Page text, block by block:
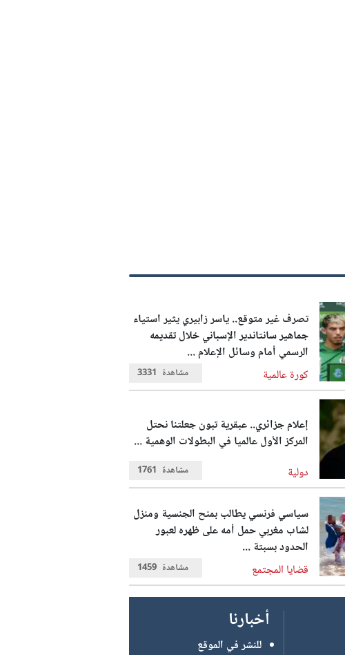
تصرف غير متوقع.. ياسر زابيري يثير استياء
جماهير سانتاندير الإسباني خلال تقديمه
الرسمي أمام وسائل الإعلام ...
كورة عالمية
مشاهدة 3331
إعلام جزائري.. عبقرية تبون جعلتنا نحتل
المركز الأول عالميا في البطولات الوهمية ...
دولية
مشاهدة 1761
سياسي فرنسي يطالب بمنح الجنسية ومنزل
لشاب مغربي حمل أمه على ظهره لعبور
الحدود بسبتة ...
قضايا المجتمع
مشاهدة 1459
أخبارنا
للنشر في الموقع